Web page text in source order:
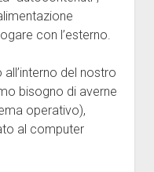
con l’esterno.
del nostro
bisogno di averne
operativo),
al computer